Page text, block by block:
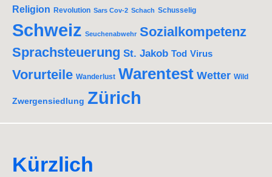
Religion Revolution Sars Cov-2 Schach Schusselig
Schweiz Seuchenabwehr Sozialkompetenz
Sprachsteuerung St. Jakob Tod Virus
Vorurteile Wanderlust Warentest Wetter Wild
Zwergensiedlung Zürich
Kürzlich